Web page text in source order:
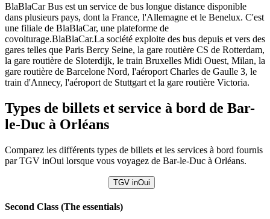
BlaBlaCar Bus est un service de bus longue distance disponible
dans plusieurs pays, dont la France, l'Allemagne et le Benelux. C'est
une filiale de BlaBlaCar, une plateforme de
covoiturage.BlaBlaCar.La société exploite des bus depuis et vers des
gares telles que Paris Bercy Seine, la gare routière CS de Rotterdam,
la gare routière de Sloterdijk, le train Bruxelles Midi Ouest, Milan, la
gare routière de Barcelone Nord, l'aéroport Charles de Gaulle 3, le
train d'Annecy, l'aéroport de Stuttgart et la gare routière Victoria.
Types de billets et service à bord de Bar-
le-Duc à Orléans
Comparez les différents types de billets et les services à bord fournis
par TGV inOui lorsque vous voyagez de Bar-le-Duc à Orléans.
TGV inOui
Second Class (The essentials)